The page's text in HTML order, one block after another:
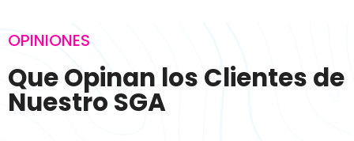
OPINIONES
Que Opinan los Clientes de
Nuestro SGA